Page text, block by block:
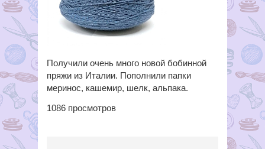
Получили очень много новой бобинной
пряжи из Италии. Пополнили папки
меринос, кашемир, шелк, альпака.
1086 просмотров